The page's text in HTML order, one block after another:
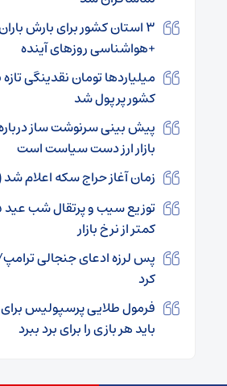
۳ استان کشور برای بارش
+هواشناسی روزهای آینده
میلیاردها تومان نقدینگی
کشور پرپول شد
پیش بینی سرنوشت ساز
بازار ارز دست سیاست است
زمان آغاز حراج سکه اعلام شد (۲۵
کمتر از نرخ بازار
پس لرزه ادعای جنجالی
کرد
فرمول طلایی پرسپولیس
باید هر بازی را برای برد ببرد